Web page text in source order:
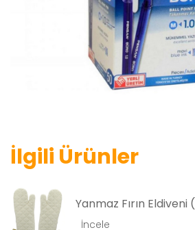
Diğer
İlgili Ürünler
Yanmaz Fırın Eldiveni
İncele